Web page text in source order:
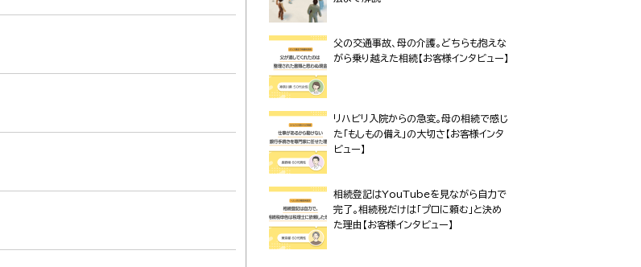
父の交通事故、母の介護。どちらも抱えな
がら乗り越えた相続【お客様インタビュー】
リハビリ入院からの急変。母の相続で感じ
た「もしもの備え」の大切さ【お客様インタ
ビュー】
相続登記はYouTubeを見ながら自力で
完了。相続税だけは「プロに頼む」と決め
た理由【お客様インタビュー】